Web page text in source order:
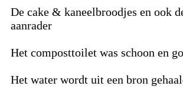
De cake & kaneelbroodjes en ook
aanrader
Het composttoilet was schoon en
Het water wordt uit een bron